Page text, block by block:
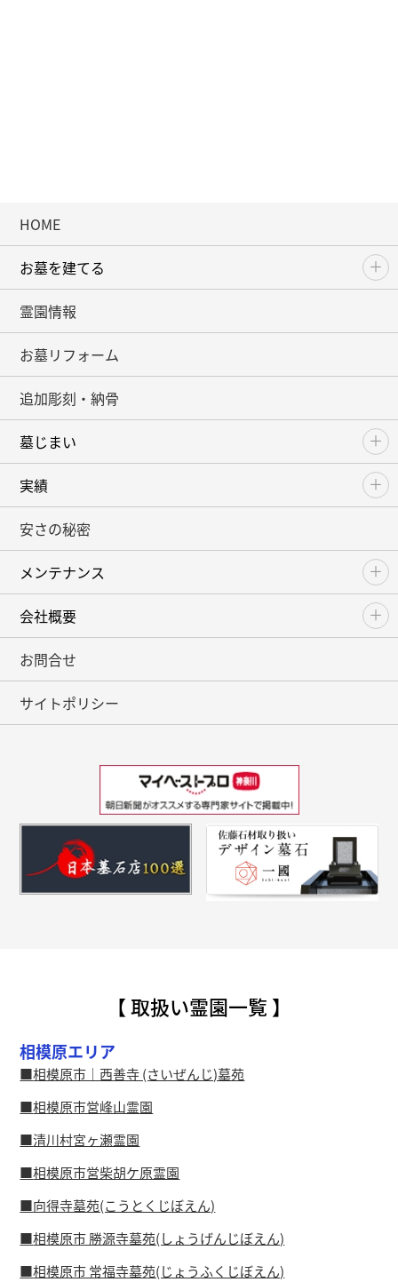
HOME
お墓を建てる
霊園情報
お墓リフォーム
追加彫刻・納骨
墓じまい
実績
安さの秘密
メンテナンス
会社概要
お問合せ
サイトポリシー
【 取扱い霊園一覧 】
相模原エリア
相模原市｜西善寺 (さいぜんじ)墓苑
相模原市営峰山霊園
清川村宮ヶ瀬霊園
相模原市営柴胡ケ原霊園
向得寺墓苑(こうとくじぼえん)
相模原市 勝源寺墓苑(しょうげんじぼえん)
相模原市 常福寺墓苑(じょうふくじぼえん)